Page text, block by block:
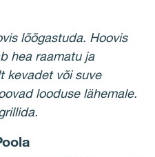
lõõgastuda. Hoovis
hea raamatu ja
kevadet või suve
looduse lähemale.